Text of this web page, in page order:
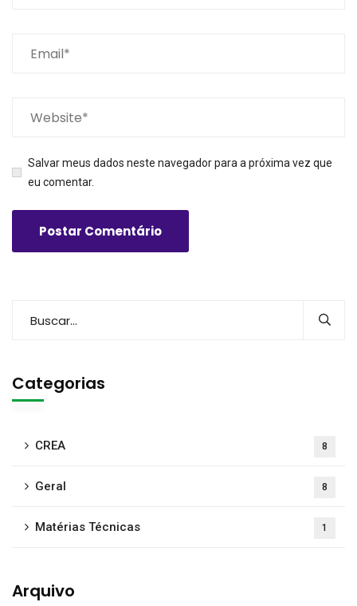
Salvar meus dados neste navegador para a próxima vez que
eu comentar.
Categorias
CREA 8
Geral 8
Matérias Técnicas 1
Arquivo